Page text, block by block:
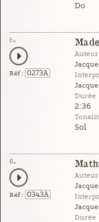
Do
5.
Réf : 0273A
Durée
2:36
Sol
6.
Réf : 0343A
Durée